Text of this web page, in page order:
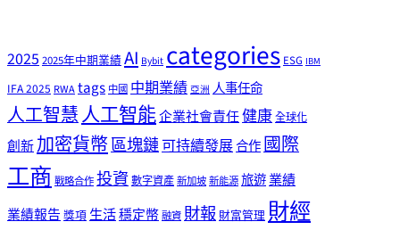
2025 2025年中期業績AI Bybitcategories ESG IBM
IFA 2025 RWAtags 中國 中期業績 亞洲 人事任命
人工智慧人工智能企業社會責任健康全球化
創新加密貨幣區塊鏈可持續發展合作國際
工商 戰略合作投資數字資產新加坡新能源旅遊業績
業績報告 獎項生活穩定幣融資 財報 財富管理 財經